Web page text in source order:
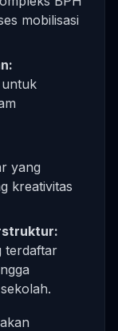
mobilisasi
yang
kreativitas
terdaftar